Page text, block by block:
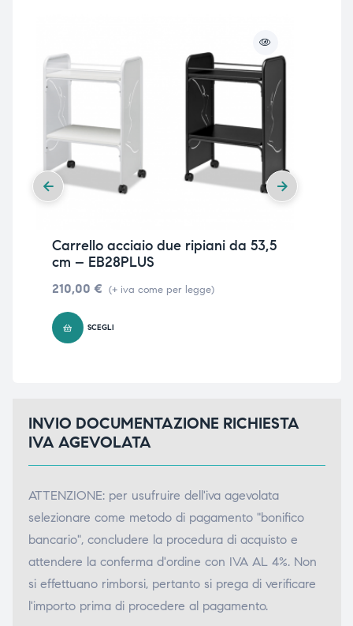
Carrello acciaio due ripiani da 53,5
cm – EB28PLUS
210,00 € (+ iva come per legge)
SCEGLI
INVIO DOCUMENTAZIONE RICHIESTA
IVA AGEVOLATA
ATTENZIONE: per usufruire dell'iva agevolata
selezionare come metodo di pagamento "bonifico
bancario", concludere la procedura di acquisto e
attendere la conferma d'ordine con IVA AL 4%. Non
si effettuano rimborsi, pertanto si prega di verificare
l'importo prima di procedere al pagamento.